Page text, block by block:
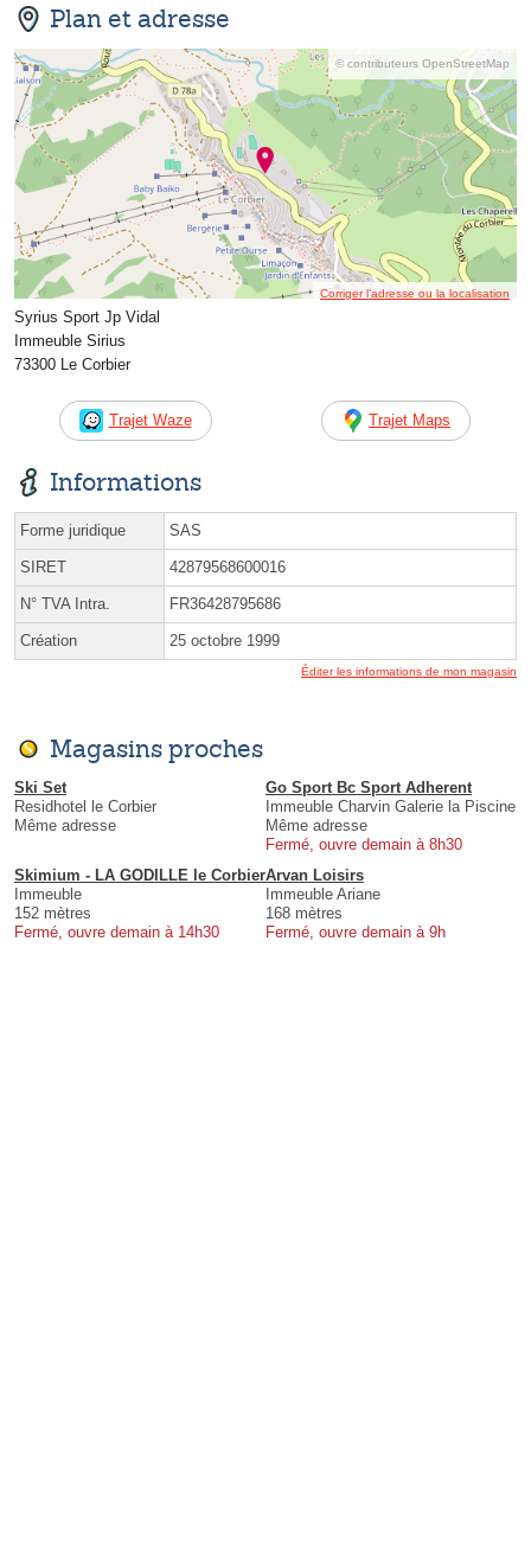
Plan et adresse
© contributeurs OpenStreetMap
Corriger l’adresse ou la localisation
Syrius Sport Jp Vidal
Immeuble Sirius
73300 Le Corbier
Trajet Waze Trajet Maps
Informations
Forme juridique SAS
SIRET 42879568600016
N° TVA Intra. FR36428795686
Création 25 octobre 1999
Éditer les informations de mon magasin
Magasins proches
Ski Set
Residhotel le Corbier
Même adresse
Go Sport Bc Sport Adherent
Immeuble Charvin Galerie la Piscine
Même adresse
Fermé, ouvre demain à 8h30
Skimium - LA GODILLE le Corbier
Immeuble
152 mètres
Fermé, ouvre demain à 14h30
Arvan Loisirs
Immeuble Ariane
168 mètres
Fermé, ouvre demain à 9h